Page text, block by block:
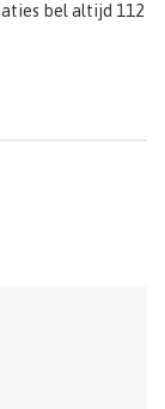
bel altijd 112